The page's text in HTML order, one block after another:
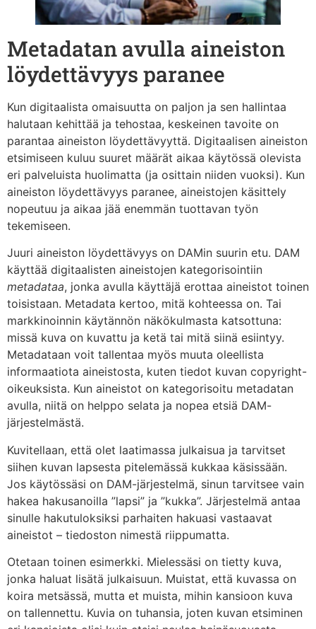
Metadatan avulla aineiston
löydettävyys paranee
Kun digitaalista omaisuutta on paljon ja sen hallintaa
halutaan kehittää ja tehostaa, keskeinen tavoite on
parantaa aineiston löydettävyyttä. Digitaalisen aineiston
etsimiseen kuluu suuret määrät aikaa käytössä olevista
eri palveluista huolimatta (ja osittain niiden vuoksi). Kun
aineiston löydettävyys paranee, aineistojen käsittely
nopeutuu ja aikaa jää enemmän tuottavan työn
tekemiseen.
Juuri aineiston löydettävyys on DAMin suurin etu. DAM
käyttää digitaalisten aineistojen kategorisointiin
metadataa, jonka avulla käyttäjä erottaa aineistot toinen
toisistaan. Metadata kertoo, mitä kohteessa on. Tai
markkinoinnin käytännön näkökulmasta katsottuna:
missä kuva on kuvattu ja ketä tai mitä siinä esiintyy.
Metadataan voit tallentaa myös muuta oleellista
informaatiota aineistosta, kuten tiedot kuvan copyright-
oikeuksista. Kun aineistot on kategorisoitu metadatan
avulla, niitä on helppo selata ja nopea etsiä DAM-
järjestelmästä.
Kuvitellaan, että olet laatimassa julkaisua ja tarvitset
siihen kuvan lapsesta pitelemässä kukkaa käsissään.
Jos käytössäsi on DAM-järjestelmä, sinun tarvitsee vain
hakea hakusanoilla ”lapsi” ja ”kukka”. Järjestelmä antaa
sinulle hakutuloksiksi parhaiten hakuasi vastaavat
aineistot – tiedoston nimestä riippumatta.
Otetaan toinen esimerkki. Mielessäsi on tietty kuva,
jonka haluat lisätä julkaisuun. Muistat, että kuvassa on
koira metsässä, mutta et muista, mihin kansioon kuva
on tallennettu. Kuvia on tuhansia, joten kuvan etsiminen